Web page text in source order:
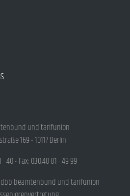
und tarifunion
169 • 10117 Berlin
- 40 • Fax: 030.40 81 - 49 99
dbb beamtenbund und tarifunion